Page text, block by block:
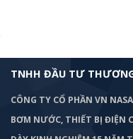
TNHH ĐẦU TƯ
CÔNG TY CỔ PHẦN VN
BƠM NƯỚC, THIẾT BỊ ĐIỆN